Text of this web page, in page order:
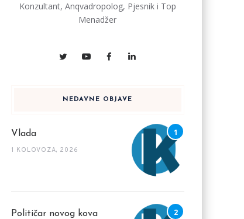
Konzultant, Anqvadropolog, Pjesnik i Top
Menadžer
NEDAVNE OBJAVE
Vlada
1 KOLOVOZA, 2026
Političar novog kova